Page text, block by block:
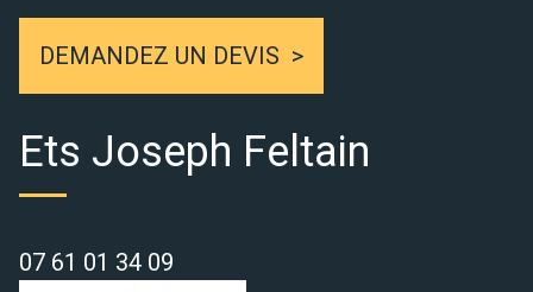
DEMANDEZ UN DEVIS
Ets Joseph Feltain
07 61 01 34 09